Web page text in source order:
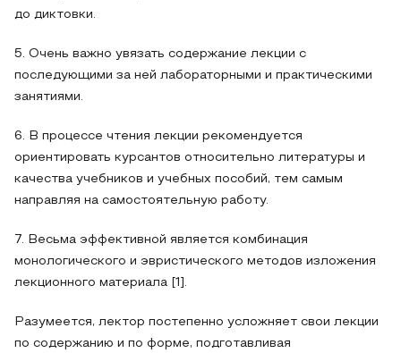
до диктовки.
5. Очень важно увязать содержание лекции с
последующими за ней лабораторными и практическими
занятиями.
6. В процессе чтения лекции рекомендуется
ориентировать курсантов относительно литературы и
качества учебников и учебных пособий, тем самым
направляя на самостоятельную работу.
7. Весьма эффективной является комбинация
монологического и эвристического методов изложения
лекционного материала [1].
Разумеется, лектор постепенно усложняет свои лекции
по содержанию и по форме, подготавливая